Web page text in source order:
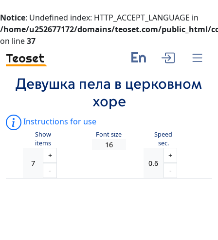
Notice: Undefined index: HTTP_ACCEPT_LANGUAGE in
/home/u252677172/domains/teoset.com/public_html/
on line37
Teoset En
Девушка пела в церковном
хоре
Instructions for use
Show
items
+
-
Font size
Speed
sec.
+
-